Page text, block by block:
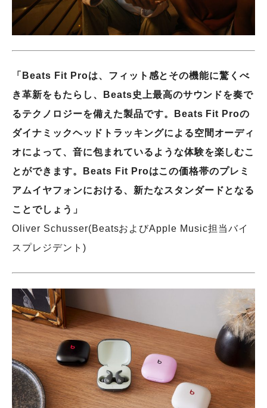
「Beats Fit Proは、フィット感とその機能に驚くべ
き革新をもたらし、Beats史上最高のサウンドを奏で
るテクノロジーを備えた製品です。Beats Fit Proの
ダイナミックヘッドトラッキングによる空間オーディ
オによって、音に包まれているような体験を楽しむこ
とができます。Beats Fit Proはこの価格帯のプレミ
アムイヤフォンにおける、新たなスタンダードとなる
ことでしょう」
Oliver Schusser(BeatsおよびApple Music担当バイ
スプレジデント)